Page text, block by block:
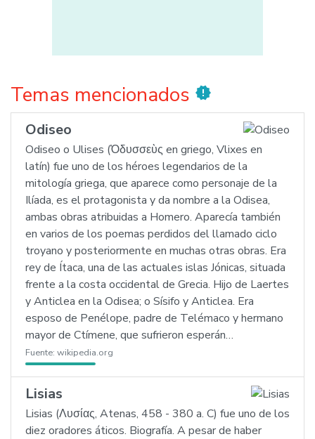
Temas mencionados new_releases
Odiseo
Odiseo o Ulises (Ὀδυσσεὺς en griego, Vlixes en
latín) fue uno de los héroes legendarios de la
mitología griega, que aparece como personaje de la
Ilíada, es el protagonista y da nombre a la Odisea,
ambas obras atribuidas a Homero. Aparecía también
en varios de los poemas perdidos del llamado ciclo
troyano y posteriormente en muchas otras obras. Era
rey de Ítaca, una de las actuales islas Jónicas, situada
frente a la costa occidental de Grecia. Hijo de Laertes
y Anticlea en la Odisea; o Sísifo y Anticlea. Era
esposo de Penélope, padre de Telémaco y hermano
mayor de Ctímene, que sufrieron esperán…
Fuente: wikipedia.org
Lisias
Lisias (Λυσίας, Atenas, 458 - 380 a. C) fue uno de los
diez oradores áticos. Biografía. A pesar de haber